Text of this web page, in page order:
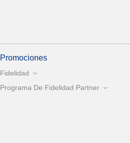
Promociones
Fidelidad
Programa De Fidelidad Partner